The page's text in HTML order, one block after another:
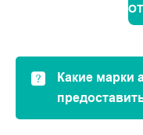
Какие марки